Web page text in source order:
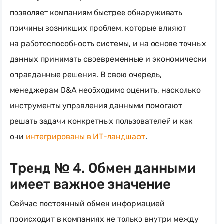
позволяет компаниям быстрее обнаруживать
причины возникших проблем, которые влияют
на работоспособность системы, и на основе точных
данных принимать своевременные и экономически
оправданные решения. В свою очередь,
менеджерам D&A необходимо оценить, насколько
инструменты управления данными помогают
решать задачи конкретных пользователей и как
они интегрированы в ИТ-ландшафт.
Тренд № 4. Обмен данными
имеет важное значение
Сейчас постоянный обмен информацией
происходит в компаниях не только внутри между